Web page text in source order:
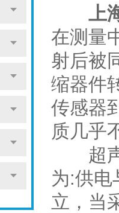
上
在测量
射后被
缩器件
传感器
质几乎
超声
为:供电
立，当